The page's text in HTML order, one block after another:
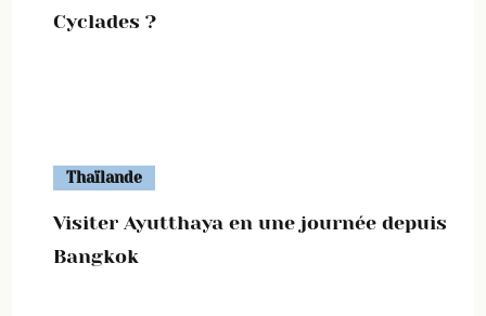
Cyclades ?
Thaïlande
Visiter Ayutthaya en une journée depuis
Bangkok